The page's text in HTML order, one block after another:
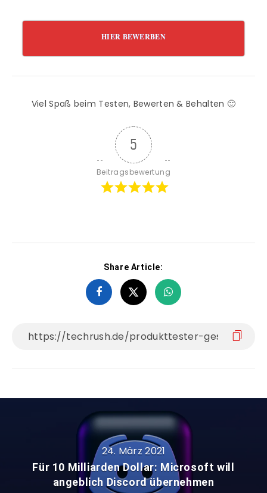
HIER BEWERBEN
Viel Spaß beim Testen, Bewerten & Behalten 🙂
5
Beitragsbewertung
Share Article:
24. März 2021
Für 10 Milliarden Dollar: Microsoft will
angeblich Discord übernehmen